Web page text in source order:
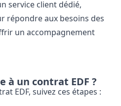
service client dédié,
répondre aux besoins des
un accompagnement
à un contrat EDF ?
EDF, suivez ces étapes :